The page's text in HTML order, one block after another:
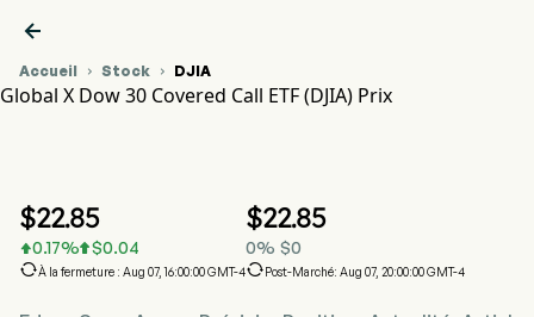

Accueil  Stock  DJIA
Global X Dow 30 Covered Call ETF (DJIA) Prix
$22.85
0.17% $0.04
À la fermeture : Aug 07, 16:00:00 GMT-4
$22.85
0% $0
Post-Marché: Aug 07, 20:00:00 GMT-4